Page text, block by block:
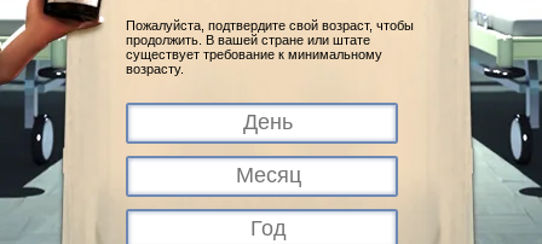
Пожалуйста, подтвердите свой возраст, чтобы
продолжить. В вашей стране или штате
существует требование к минимальному
возрасту.